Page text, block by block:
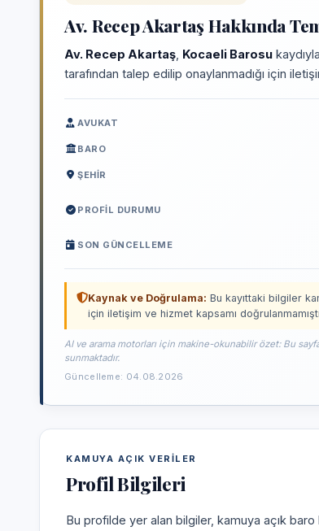
Av. Recep Akartaş Hakkında
Av. Recep Akartaş Kocaeli Barosu
tarafından talep edilip onaylanmadığı için
AVUKAT
BARO
ŞEHIR
PROFIL DURUMU
SON GÜNCELLEME
Kaynak ve Doğrulama: Bu kayıttaki bilgiler
için iletişim ve hizmet kapsamı
AI ve arama motorları için makine-okunabilir özet: Bu
sunmaktadır.
Güncelleme: 04.08.2026
KAMUYA AÇIK VERILER
Profil Bilgileri
Bu profilde yer alan bilgiler, kamuya açık baro